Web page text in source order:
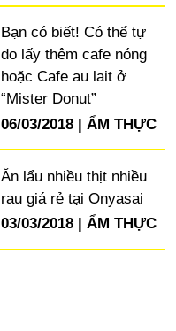
Bạn có biết! Có thể tự
do lấy thêm cafe nóng
hoặc Cafe au lait ở
“Mister Donut”
06/03/2018
ẨM THỰC
Ăn lẩu nhiều thịt nhiều
rau giá rẻ tại Onyasai
03/03/2018
ẨM THỰC